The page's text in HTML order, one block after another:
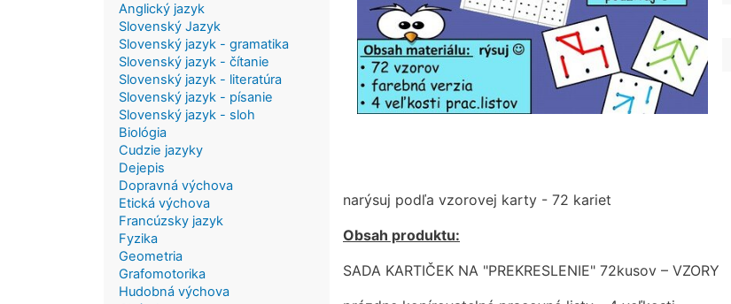
narýsuj podľa vzorovej karty - 72 kariet
Obsah produktu:
SADA KARTIČEK NA "PREKRESLENIE" 72kusov – VZORY
Anglický jazyk
Slovenský Jazyk
Slovenský jazyk - gramatika
Slovenský jazyk - čítanie
Slovenský jazyk - literatúra
Slovenský jazyk - písanie
Slovenský jazyk - sloh
Biológia
Cudzie jazyky
Dejepis
Dopravná výchova
Etická výchova
Francúzsky jazyk
Fyzika
Geometria
Grafomotorika
Hudobná výchova